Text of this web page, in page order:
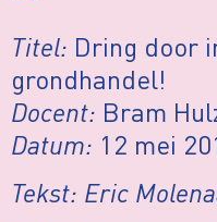
Titel: Dring door
grondhandel!
Docent: Bram
Datum: 12 mei
Tekst: Eric